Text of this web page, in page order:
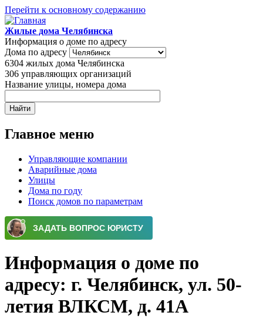
Перейти к основному содержанию
Жилые дома Челябинска
Информация о доме по адресу
Дома по адресу
6304 жилых дома Челябинска
306 управляющих организаций
Название улицы, номера дома
Главное меню
Управляющие компании
Аварийные дома
Улицы
Дома по году
Поиск домов по параметрам
Информация о доме по
адресу: г. Челябинск, ул. 50-
летия ВЛКСМ, д. 41А